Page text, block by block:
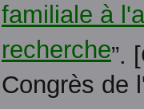
familiale à
recherche”.
Congrès de